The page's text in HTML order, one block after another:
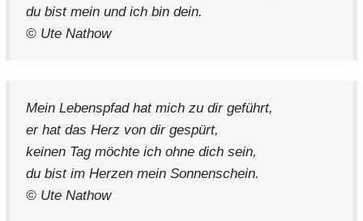
du bist mein und ich bin dein.
© Ute Nathow
Mein Lebenspfad hat mich zu dir geführt,
er hat das Herz von dir gespürt,
keinen Tag möchte ich ohne dich sein,
du bist im Herzen mein Sonnenschein.
© Ute Nathow